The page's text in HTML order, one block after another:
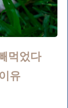
먹었다
유